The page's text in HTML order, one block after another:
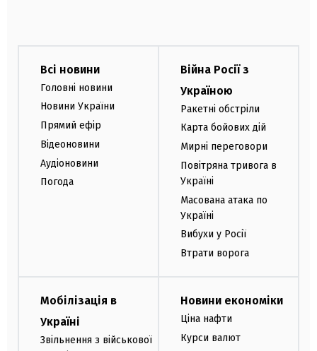
Всі новини
Головні новини
Новини України
Прямий ефір
Відеоновини
Аудіоновини
Погода
Війна Росії з
Україною
Ракетні обстріли
Карта бойових дій
Мирні переговори
Повітряна тривога в
Україні
Масована атака по
Україні
Вибухи у Росії
Втрати ворога
Мобілізація в
Україні
Звільнення з військової
Новини економіки
Ціна нафти
Курси валют